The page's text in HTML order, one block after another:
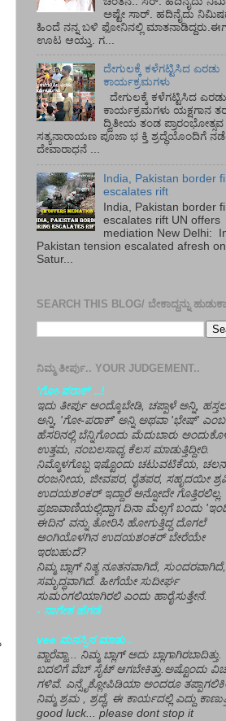
ಅಷ್ಟೇ ಸಾರ್.‌ ಹದಿನೈದು
ಹಿಂದೆ ನನ್ನ ಬಳಿ ಫೋನಿನಲ್ಲಿ
ಊಟ ಆಯ್ತು. ಗ...
ದೇಗುಲಕ್ಕೆ ಕಳೆಗಟ್ಟಿಸಿದ ಎರಡು
ಕಾರ್ಯಕ್ರಮಗಳು
ದೇಗುಲಕ್ಕೆ ಕಳೆಗಟ್ಟಿಸಿದ ಎರಡು
ಕಾರ್ಯಕ್ರಮಗಳು ಯಕ್ಷಗಾನ
ದ್ವಿತೀಯ ತಂಡ ಪ್ರಾರಂಭೋತ್ಸವ
ಸತ್ಯನಾರಾಯಣ ಪೂಜಾ ಭ ಕ್ತಿ ಶ್ರದ್ಧೆಯೊಂದಿಗೆ
ದೇವಾರಾಧನೆ ...
India, Pakistan border
escalates rift
India, Pakistan border
escalates rift UN offers
mediation New Delhi:
Pakistan tension escalated afresh on
Satur...
SEARCH THIS BLOG/ ಬೇಕಾದ್ದನ್ನು
ನಿಮ್ಮ ತೀರ್ಪು.. YOUR JUDGEMENT..
'ಗೋ-ಪರಾಕ್' ..!
ಇದು ತೀರ್ಪು ಅಂದ್ಕೊಬೇಡಿ, ಚಪ್ಪಾಳೆ ಅನ್ನಿ,
ಅನ್ನಿ, 'ಗೋ-ಪರಾಕ್' ಅನ್ನಿ ಅಥವಾ 'ಭೇಷ್' ಎಂಬ
ಹೆಸರಿನಲ್ಲಿ ಬೆನ್ನಿಗೊಂದು ಮೆದುಬಾರು
ಉತ್ತಮ, ನಂಬಲಸಾಧ್ಯ ಕೆಲಸ ಮಾಡುತ್ತಿದ್ದೀರಿ.
ನಿಮ್ಮೊಳಗೊಬ್ಬ ಇಷ್ಟೊಂದು ಚಟುವಟಿಕೆಯ,
ರಂಜನೀಯ, ಜೀವಪರ, ರೈತಪರ, ಸಹೃದಯೀ
ಉದಯಶಂಕರ್ ಇದ್ದಾರೆ ಅನ್ನೋದೇ ಗೊತ್ತಿರಲಿಲ್ಲ.
ಪ್ರಜಾವಾಣಿಯಲ್ಲಿದ್ದಾಗ ದಿನಾ ಮೆಲ್ಲಗೆ ಬಂದು
ಈದಿನ' ವನ್ನು ತೋರಿಸಿ ಹೋಗುತ್ತಿದ್ದ ದೊಗಲೆ
ಅಂಗಿಯೊಳಗಿನ ಉದಯಶಂಕರ್ ಬೇರೆಯೇ
ಇರಬಹುದೆ?
ನಿಮ್ಮ ಬ್ಲಾಗ್ ನಿತ್ಯ ನೂತನವಾಗಿದೆ, ಸುಂದರವಾಗಿದೆ,
ಸಮೃದ್ಧವಾಗಿದೆ. ಹೀಗೆಯೇ ಸುದೀರ್ಘ
ಸುಮಂಗಲಿಯಾಗಿರಲಿ ಎಂದು ಹಾರೈಸುತ್ತೇನೆ.
- ನಾಗೇಶ ಹೆಗಡೆ
vee ಮನಸ್ಸಿನ ಮಾತು .
ವ್ಹಾರೆವ್ಹಾ... ನಿಮ್ಮ ಬ್ಲಾಗ್ ಅದು ಬ್ಲಾಗಾಗಿರಬಾದಿತ್ತು.
ಬದಲಿಗೆ ವೆಬ್ ಸೈಟ್ ಆಗಬೇಕಿತ್ತು.ಅಷ್ಟೊಂದು
ಗಳಿವೆ. ಎನ್ಸೈಕ್ಲೋಪಿಡಿಯಾ ಅಂದರೂ
ನಿಮ್ಮ ಶ್ರಮ , ಶ್ರದ್ಧೆ, ಈ ಕಾರ್ಯದಲ್ಲಿ ಎದ್ದು
good luck... please dont stop it